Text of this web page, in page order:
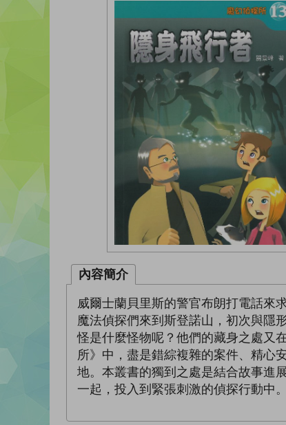
內容簡介
威爾士蘭貝里斯的警官布朗打電話來
魔法偵探們來到斯登諾山，初次與
怪是什麼怪物呢？他們的藏身之處又
所》中，盡是錯綜複雜的案件、精心
地。本叢書的獨到之處是結合故事進
一起，投入到緊張刺激的偵探行動中。